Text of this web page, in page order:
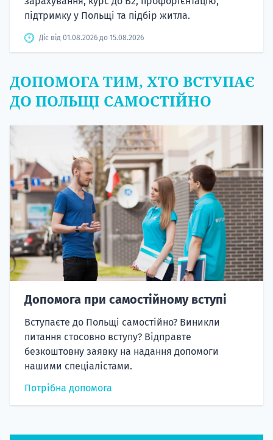
підтримку у Польщі та підбір житла.
Діє від 01.08.2026 до 15.08.2026
ДОПОМОГА ТИМ, ХТО ВСТУПАЄ
ДО ПОЛЬЩІ САМОСТІЙНО
Допомога при самостійному вступі
Вступаєте до Польщі самостійно? Виникли
питання стосовно вступу? Відправте
безкоштовну заявку на надання допомоги
нашими спеціалістами.
Потрібна допомога